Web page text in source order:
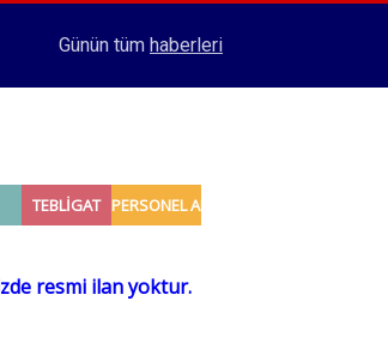
Konya'da hamur açma devri bitti! 600 firma
Günün tüm haberleri